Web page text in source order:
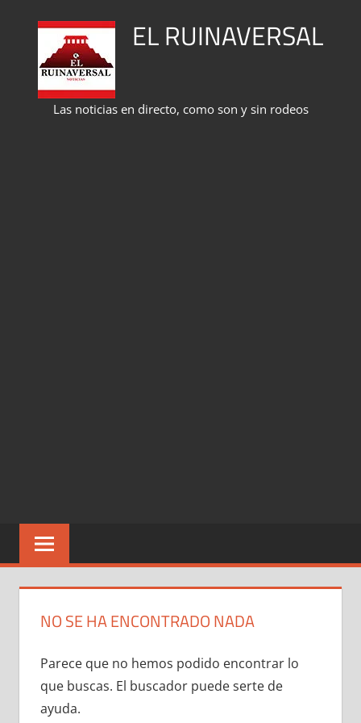
contenido
EL RUINAVERSAL
Las noticias en directo, como son y sin rodeos
NO SE HA ENCONTRADO NADA
Parece que no hemos podido encontrar lo
que buscas. El buscador puede serte de
ayuda.